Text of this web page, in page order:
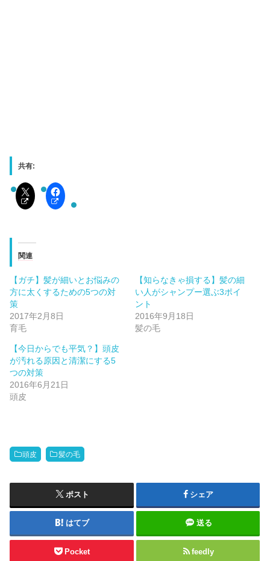
共有:
関連
【ガチ】髪が細いとお悩みの
方に太くするための5つの対
策
2017年2月8日
育毛
【知らなきゃ損する】髪の細
い人がシャンプー選ぶ3ポイ
ント
2016年9月18日
髪の毛
【今日からでも平気？】頭皮
が汚れる原因と清潔にする5
つの対策
2016年6月21日
頭皮
頭皮 髪の毛
ポスト シェア
はてブ 送る
Pocket feedly